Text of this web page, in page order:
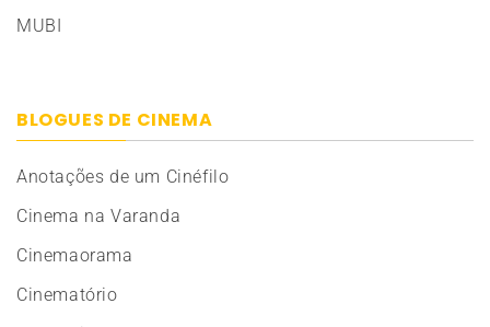
MUBI
BLOGUES DE CINEMA
Anotações de um Cinéfilo
Cinema na Varanda
Cinemaorama
Cinematório